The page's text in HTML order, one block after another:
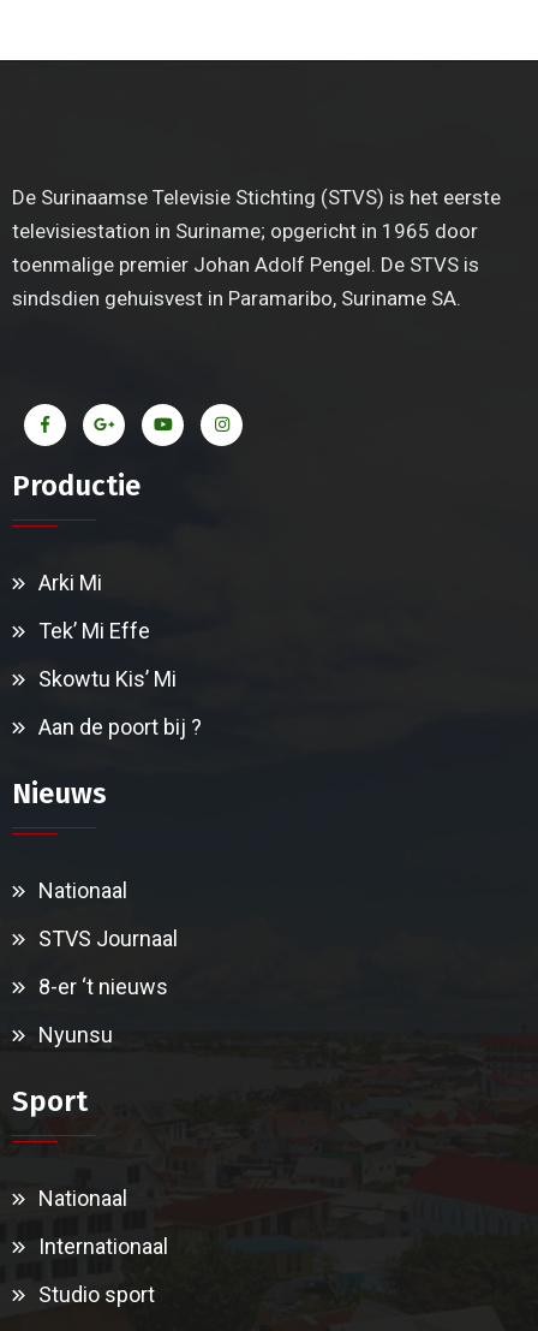
De Surinaamse Televisie Stichting (STVS) is het eerste
televisiestation in Suriname; opgericht in 1965 door
toenmalige premier Johan Adolf Pengel. De STVS is
sindsdien gehuisvest in Paramaribo, Suriname SA.
Productie
Arki Mi
Tek’ Mi Effe
Skowtu Kis’ Mi
Aan de poort bij ?
Nieuws
Nationaal
STVS Journaal
8-er ‘t nieuws
Nyunsu
Sport
Nationaal
Internationaal
Studio sport